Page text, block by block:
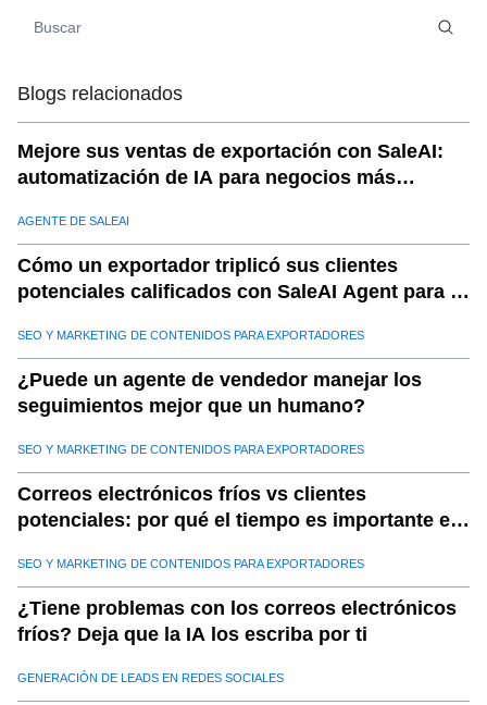
Blogs relacionados
Mejore sus ventas de exportación con SaleAI:
automatización de IA para negocios más
AGENTE DE SALEAI
Cómo un exportador triplicó sus clientes
potenciales calificados con SaleAI Agent para la
SEO Y MARKETING DE CONTENIDOS PARA EXPORTADORES
¿Puede un agente de vendedor manejar los
seguimientos mejor que un humano?
SEO Y MARKETING DE CONTENIDOS PARA EXPORTADORES
Correos electrónicos fríos vs clientes
potenciales: por qué el tiempo es importante en
SEO Y MARKETING DE CONTENIDOS PARA EXPORTADORES
¿Tiene problemas con los correos electrónicos
fríos? Deja que la IA los escriba por ti
GENERACIÓN DE LEADS EN REDES SOCIALES